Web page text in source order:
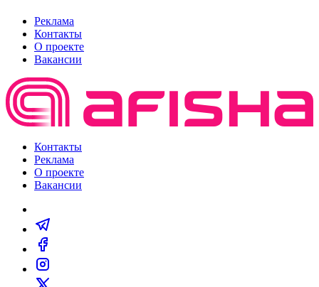
Реклама
Контакты
О проекте
Вакансии
Контакты
Реклама
О проекте
Вакансии